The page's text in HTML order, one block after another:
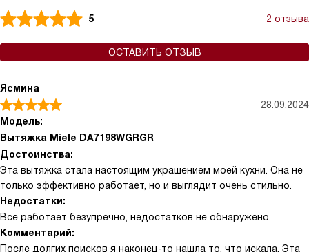
5 2 отзыва
ОСТАВИТЬ ОТЗЫВ
Ясмина
28.09.2024
Модель:
Вытяжка Miele DA7198WGRGR
Достоинства:
Эта вытяжка стала настоящим украшением моей кухни. Она не
только эффективно работает, но и выглядит очень стильно.
Недостатки:
Все работает безупречно, недостатков не обнаружено.
Комментарий:
После долгих поисков я наконец-то нашла то, что искала. Эта